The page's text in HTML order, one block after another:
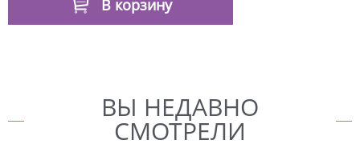
В корзину
ВЫ НЕДАВНО
СМОТРЕЛИ